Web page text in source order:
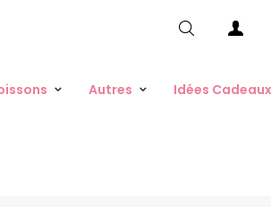
Autres Idées Cadeaux